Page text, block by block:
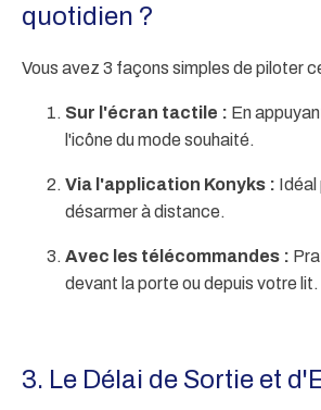
quotidien ?
Vous avez 3 façons simples de piloter
Sur l'écran tactile : En
l'icône du mode souhaité.
Via l'application Konyks : Idéal
désarmer à distance.
Avec les télécommandes :
devant la porte ou depuis votre lit.
3. Le Délai de Sortie et